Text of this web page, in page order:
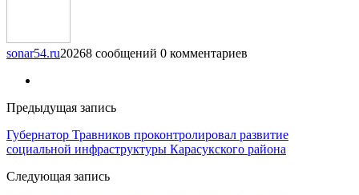
sonar54.ru20268 сообщений 0 комментариев
Предыдущая запись
Губернатор Травников проконтролировал развитие
социальной инфраструктуры Карасукского района
Следующая запись